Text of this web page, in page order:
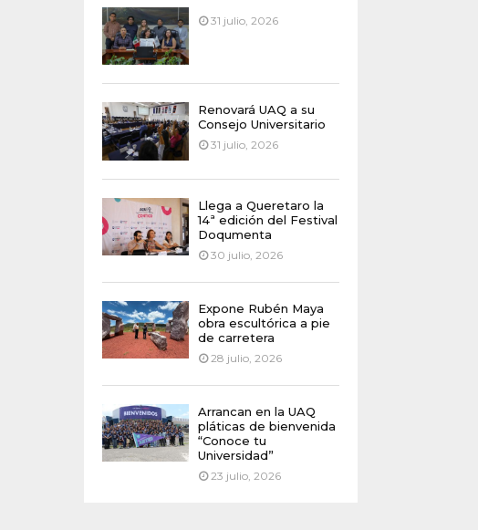
31 julio, 2026
Renovará UAQ a su
Consejo Universitario
31 julio, 2026
Llega a Queretaro la
14ª edición del Festival
Doqumenta
30 julio, 2026
Expone Rubén Maya
obra escultórica a pie
de carretera
28 julio, 2026
Arrancan en la UAQ
pláticas de bienvenida
“Conoce tu
Universidad”
23 julio, 2026